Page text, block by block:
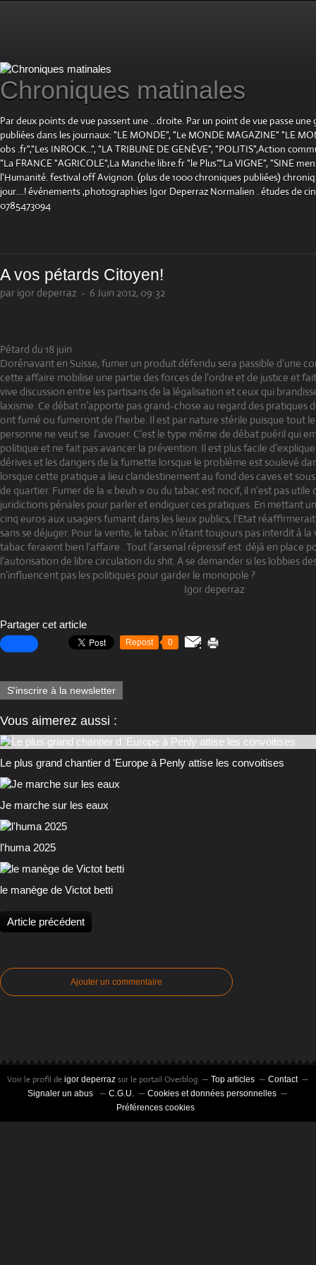
Chroniques matinales
Par deux points de vue passent une ...droite. Par un point de vue passe
publiées dans les journaux: "LE MONDE", "Le MONDE MAGAZINE" "LE
obs .fr","Les INROCK...", "LA TRIBUNE DE GENÈVE", "POLITIS",Action
"La FRANCE "AGRICOLE",La Manche libre.fr "le Plus"."La VIGNE", "SINE
l'Humanité. festival off Avignon. (plus de 1000 chroniques publiées)
jour....! événements ,photographies Igor Deperraz Normalien . études de
0785473094
A vos pétards Citoyen!
par igor deperraz - 6 Juin 2012, 09:32
Pétard du 18 juin
Dorénavant en Suisse, fumer un produit défendu sera passible d’une
cette affaire mobilise une partie des forces de l’ordre et de justice et
vive discussion entre les partisans de la légalisation et ceux qui
laxisme. Ce débat n’apporte pas grand-chose au regard des pratiques
ont fumé ou fumeront de l’herbe. Il est par nature stérile puisque tout
personne ne veut se l’avouer. C’est le type même de débat puéril qui
politique et ne fait pas avancer la prévention. Il est plus facile
dérives et les dangers de la fumette lorsque le problème est soulevé
lorsque cette pratique a lieu clandestinement au fond des caves et
de quartier. Fumer de la « beuh » ou du tabac est nocif, il n’est pas utile
juridictions pénales pour parler et endiguer ces pratiques. En mettant
cinq euros aux usagers fumant dans les lieux publics, l’Etat
sans se déjuger. Pour la vente, le tabac n’étant toujours pas interdit à la
tabac feraient bien l’affaire . Tout l’arsenal répressif est déjà en place
l’autorisation de libre circulation du shit. A se demander si les lobbies
n’influencent pas les politiques pour garder le monopole ?
Igor deperraz
Partager cet article
Repost 0
S'inscrire à la newsletter
Vous aimerez aussi :
Le plus grand chantier d 'Europe à Penly attise les convoitises
Je marche sur les eaux
l'huma 2025
le manège de Victot betti
Article précédent
Ajouter un commentaire
Voir le profil de igor deperraz sur le portail Overblog Top articles
Contact
Signaler un abus
C.G.U.
Cookies et données personnelles
Préférences cookies